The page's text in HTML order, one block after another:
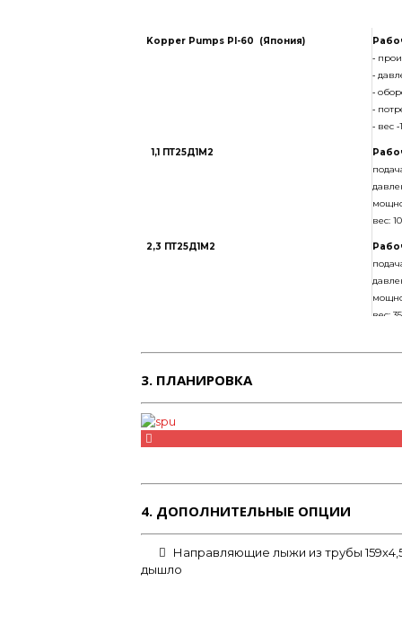
Расположение генератора
Уровень шума в отсеке управления во время
Время работы в автономном режиме при
Труба магистральная 4,0 м
Режим ПАР-2
Kopper Pumps PI-60 (Япония)
‐
‐
‐
‐
‐ вес
1,1 ПТ25Д1М2
вес:
2,3 ПТ25Д1М2
вес:
3. ПЛАНИРОВКА
4. ДОПОЛНИТЕЛЬНЫЕ ОПЦИИ
Направляющие лыжи из трубы
дышло